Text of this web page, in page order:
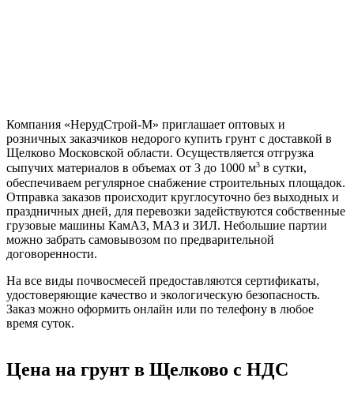
Компания «НерудСтрой-М» приглашает оптовых и
розничных заказчиков недорого купить грунт с доставкой в
Щелково Московской области. Осуществляется отгрузка
сыпучих материалов в объемах от 3 до 1000 м3 в сутки,
обеспечиваем регулярное снабжение строительных площадок.
Отправка заказов происходит круглосуточно без выходных и
праздничных дней, для перевозки задействуются собственные
грузовые машины КамАЗ, МАЗ и ЗИЛ. Небольшие партии
можно забрать самовывозом по предварительной
договоренности.
На все виды почвосмесей предоставляются сертификаты,
удостоверяющие качество и экологическую безопасность.
Заказ можно оформить онлайн или по телефону в любое
время суток.
Цена на грунт в Щелково с НДС